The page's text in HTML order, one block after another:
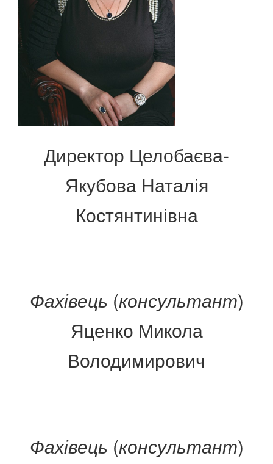
Директор Целобаєва-
Якубова Наталія
Костянтинівна
Фахівець (консультант)
Яценко Микола
Володимирович
Фахівець (консультант)